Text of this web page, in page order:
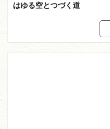
はゆる空とつづく道